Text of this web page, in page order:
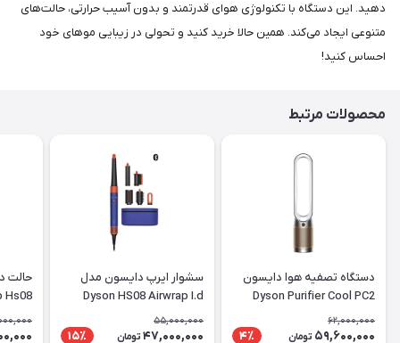
دهید. این دستگاه با تکنولوژی هوای قدرتمند و بدون آسیب حرارتی، حالت‌های
متنوعی ایجاد می‌کند. همین حالا خرید کنید و تحولی در زیبایی موهای خود
احساس کنید!
محصولات مرتبط
دستگاه تصفیه هوا دایسون
Dyson Purifier Cool PC2
De-NOx TP12
62,000,000
59,600,000 تومان 4٪
سشوار ایرپ دایسون مدل
Dyson HS08 Airwrap I.d
دایسون
55,000,000
47,000,000 تومان 15٪
حالت
Hs08